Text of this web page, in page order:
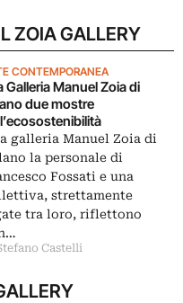
ZOIA GALLERY
CONTEMPORANEA
Galleria Manuel Zoia di
due mostre
galleria Manuel Zoia di
la personale di
Fossati e una
strettamente
tra loro, riflettono
Castelli